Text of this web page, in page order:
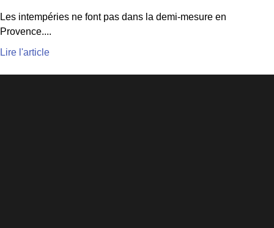
Les intempéries ne font pas dans la demi-mesure en
Provence....
Lire l'article